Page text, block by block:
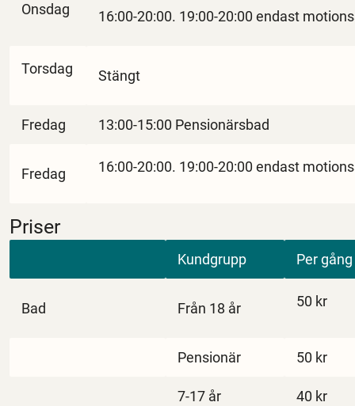
Onsdag 16:00-20:00. 19:00-20:00 endast
Torsdag Stängt
Fredag 13:00-15:00 Pensionärsbad
Fredag 16:00-20:00. 19:00-20:00 endast
Priser
Kundgrupp Per gång
Bad Från 18 år 50 kr
Pensionär 50 kr
7-17 år 40 kr